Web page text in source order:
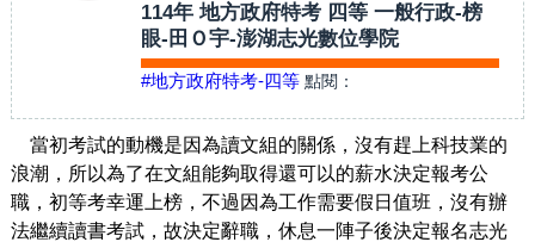
114年 地方政府特考 四等 一般行政-榜
眼-田Ｏ宇-澎湖志光數位學院
#地方政府特考-四等 點閱：
當初考試的動機是因為讀文組的關係，沒有趕上科技業的
浪潮，所以為了在文組能夠取得還可以的薪水決定報考公
職，初等考幸運上榜，不過因為工作需要假日值班，沒有辦
法繼續讀書考試，故決定辭職，休息一陣子後決定報名志光